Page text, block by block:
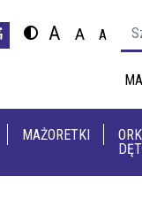
Przełącz na
A
A
Ustaw
A
MAŻORETKI